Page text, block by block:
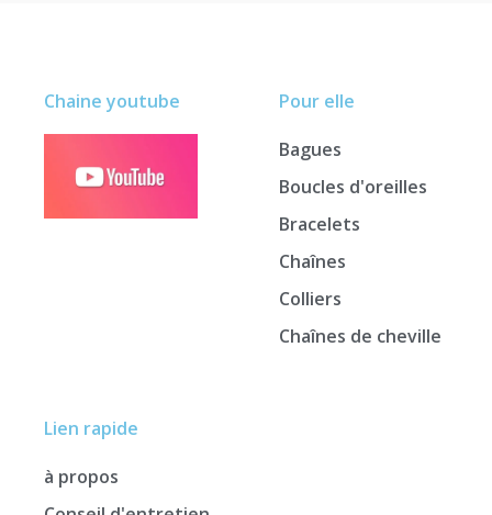
Lien rapide
à propos
Pour elle
Bagues
Boucles d'oreilles
Bracelets
Chaînes
Colliers
Chaînes de cheville
Chaine youtube